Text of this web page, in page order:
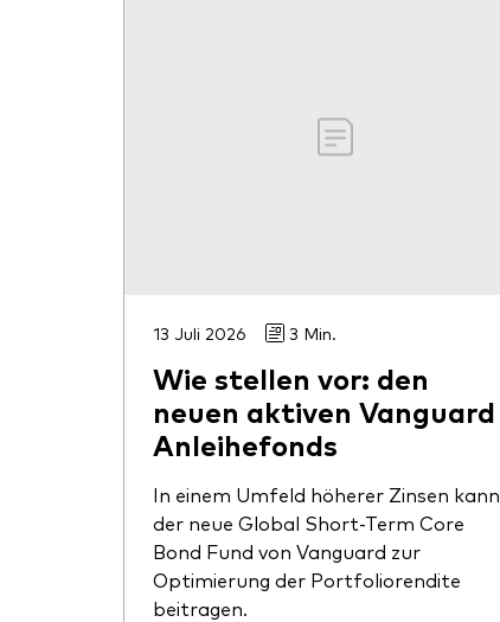
13 Juli 2026 3 Min.
Wie stellen vor: den
neuen aktiven Vanguard
Anleihefonds
In einem Umfeld höherer Zinsen kann
der neue Global Short-Term Core
Bond Fund von Vanguard zur
Optimierung der Portfoliorendite
beitragen.